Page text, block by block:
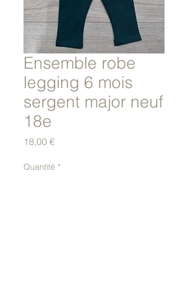
Ensemble robe
legging 6 mois
sergent major neuf
18e
18,00 €Prix
Quantité *